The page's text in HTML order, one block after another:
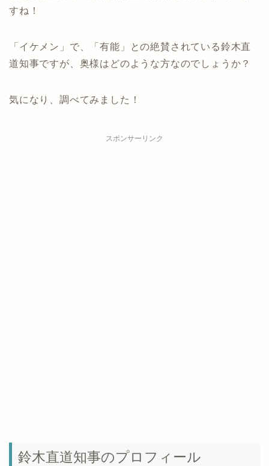
すね！
「イケメン」で、「有能」との絶賛されている鈴木直
道知事ですが、奥様はどのような方なのでしょうか？
気になり、調べてみました！
スポンサーリンク
鈴木直道知事のプロフィール